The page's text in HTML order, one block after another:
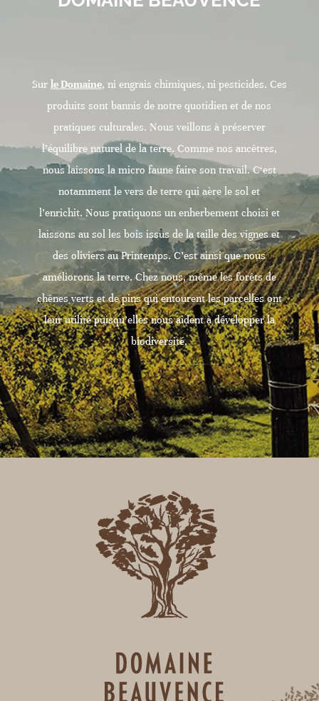
Sur leDomaine, ni engrais chimiques, ni pesticides. Ces
produits sont bannis de notre quotidien et de nos
pratiques culturales. Nous veillons à préserver
l’équilibre naturel de la terre. Comme nos ancêtres,
nous laissons la micro faune faire son travail. C‘est
notamment le vers de terre qui aère le sol et
l’enrichit. Nous pratiquons un enherbement choisi et
laissons au sol les bois issus de la taille des vignes et
des oliviers au Printemps. C’est ainsi que nous
améliorons la terre. Chez nous, même les forêts de
chênes verts et de pins qui entourent les parcelles ont
leur utilité puisqu’elles nous aident à développer la
biodiversité.